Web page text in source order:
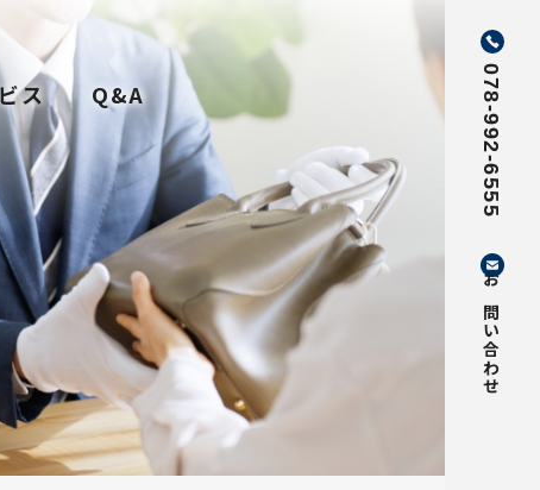
ス Q&A 078-992-6555
お問い合わせ